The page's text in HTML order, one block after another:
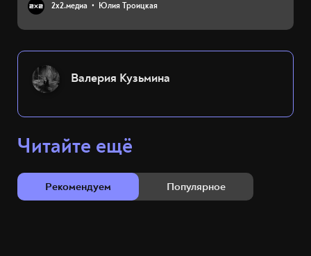
2х2.медиа Юлия Троицкая
Валерия Кузьмина
Читайте ещё
Рекомендуем Популярное